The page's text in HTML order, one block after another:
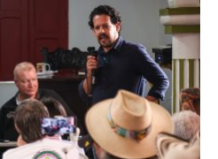
por
paz
en
el
municipio
de
El
Bagre